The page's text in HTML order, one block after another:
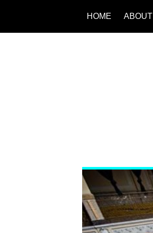
HOME ABOUT